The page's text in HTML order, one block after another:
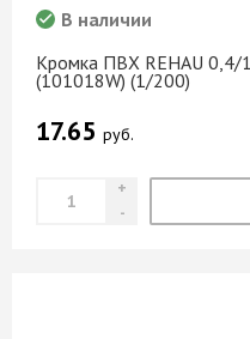
Кромка ПВХ REHAU 0,4/
(101018W) (1/200)
В наличии
17.65 руб.